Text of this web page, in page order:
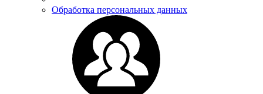
Обработка персональных данных